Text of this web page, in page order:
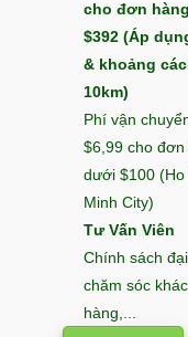
cho đơn
$392 (Áp
& khoảng
10km)
Phí vận
$6,99 cho đơn
dưới $100 (Ho
Minh City)
Tư Vấn Viên
Chính sách
chăm sóc
hàng,...